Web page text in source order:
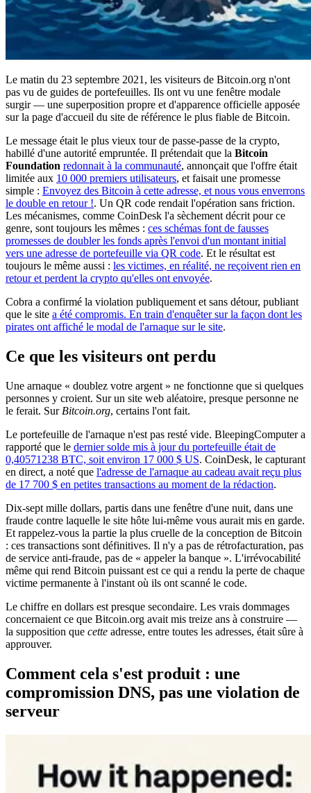
Le matin du 23 septembre 2021, les visiteurs de Bitcoin.org n'ont
pas vu de guides de portefeuilles. Ils ont vu une fenêtre modale
surgir — une superposition propre et d'apparence officielle apposée
sur la page d'accueil du site de référence le plus fiable de Bitcoin.
Le message était le plus vieux tour de passe-passe de la crypto,
habillé d'une autorité empruntée. Il prétendait que la Bitcoin
Foundation redonnait à la communauté, annonçait que l'offre était
limitée aux 10 000 premiers utilisateurs, et faisait une promesse
simple : Envoyez des Bitcoin à cette adresse, et nous vous enverrons
le double en retour !. Un QR code rendait l'opération sans friction.
Les mécanismes, comme CoinDesk l'a sèchement décrit pour ce
genre, sont toujours les mêmes : ces schémas font de fausses
promesses de doubler les fonds après l'envoi d'un montant initial
vers une adresse de portefeuille via QR code. Et le résultat est
toujours le même aussi : les victimes, en réalité, ne reçoivent rien en
retour et perdent la crypto qu'elles ont envoyée.
Cobra a confirmé la violation publiquement et sans détour, publiant
que le site a été compromis. En train d'enquêter sur la façon dont les
pirates ont affiché le modal de l'arnaque sur le site.
Ce que les visiteurs ont perdu
Une arnaque « doublez votre argent » ne fonctionne que si quelques
personnes y croient. Sur un site web aléatoire, presque personne ne
le ferait. Sur Bitcoin.org, certains l'ont fait.
Le portefeuille de l'arnaque n'est pas resté vide. BleepingComputer a
rapporté que le dernier solde mis à jour du portefeuille était de
0,40571238 BTC, soit environ 17 000 $ US. CoinDesk, le capturant
en direct, a noté que l'adresse de l'arnaque au cadeau avait reçu plus
de 17 700 $ en petites transactions au moment de la rédaction.
Dix-sept mille dollars, partis dans une fenêtre d'une nuit, dans une
fraude contre laquelle le site hôte lui-même vous aurait mis en garde.
Et rappelez-vous la partie la plus cruelle de la conception de Bitcoin
: ces transactions sont définitives. Il n'y a pas de rétrofacturation, pas
de service anti-fraude, pas de « appeler la banque ». L'irrévocabilité
même qui rend Bitcoin puissant est ce qui a rendu la perte de chaque
victime permanente à l'instant où ils ont scanné le code.
Le chiffre en dollars est presque secondaire. Les vrais dommages
concernaient ce que Bitcoin.org avait mis treize ans à construire —
la supposition que cette adresse, entre toutes les adresses, était sûre à
approuver.
Comment cela s'est produit : une
compromission DNS, pas une violation de
serveur